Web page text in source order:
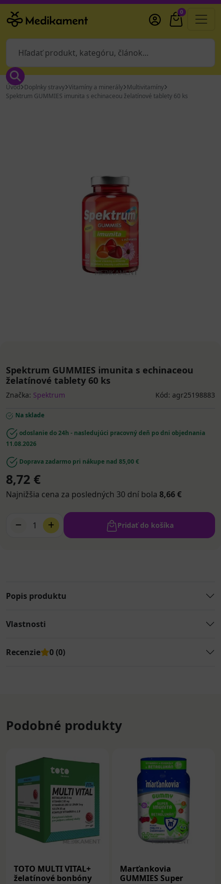
0
Úvod Doplnky stravy Vitamíny a minerály Multivitamíny
Spektrum GUMMIES imunita s echinaceou želatínové tablety 60 ks
Spektrum GUMMIES imunita s echinaceou
želatínové tablety 60 ks
Značka: Spektrum Kód: agr25198883
Na sklade
odoslanie do 24h - nasledujúci pracovný deň po dni objednania
11.08.2026
Doprava zadarmo pri nákupe nad 85,00 €
8,72 €
Najnižšia cena za posledných 30 dní bola 8,66 €
1 Pridať do košíka
Popis produktu
Vlastnosti
Recenzie 0 (0)
Podobné produkty
TOTO MULTI VITAL+
želatínové bonbóny
Marťankovia
GUMMIES Super